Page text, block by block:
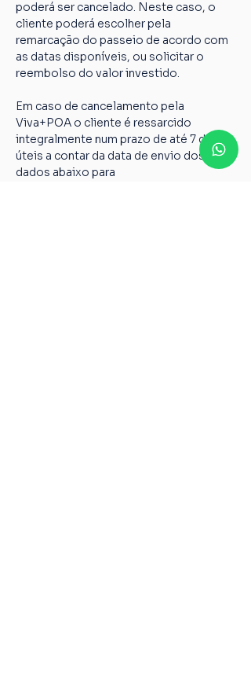
poderá ser cancelado. Neste caso, o
cliente poderá escolher pela
remarcação do passeio de acordo com
as datas disponíveis, ou solicitar o
reembolso do valor investido.
Em caso de cancelamento pela
Viva+POA o cliente é ressarcido
integralmente num prazo de até 7 dias
úteis a contar da data de envio dos
dados abaixo para